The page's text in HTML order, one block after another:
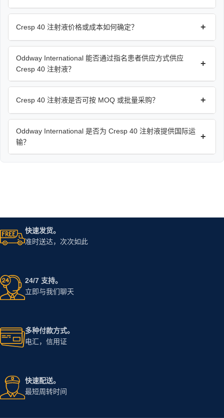
Cresp 40 注射液价格或成本如何确定？ +
Oddway International 能否通过指名患者供应方式供应
Cresp 40 注射液？
+
Cresp 40 注射液是否可按 MOQ 或批量采购？ +
Oddway International 是否为 Cresp 40 注射液提供国际运
输？
+
快速发货。
准时送达，次次如此
24/7 支持。
立即与我们聊天
多种付款方式。
电汇，信用证
快速配送。
最短周转时间